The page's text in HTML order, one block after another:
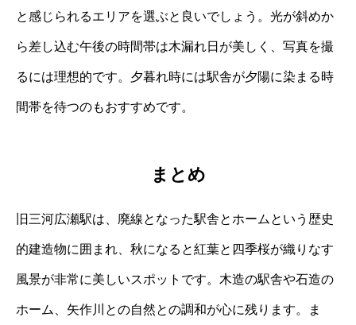
と感じられるエリアを選ぶと良いでしょう。光が斜めか
ら差し込む午後の時間帯は木漏れ日が美しく、写真を撮
るには理想的です。夕暮れ時には駅舎が夕陽に染まる時
間帯を待つのもおすすめです。
まとめ
旧三河広瀬駅は、廃線となった駅舎とホームという歴史
的建造物に囲まれ、秋になると紅葉と四季桜が織りなす
風景が非常に美しいスポットです。木造の駅舎や石造の
ホーム、矢作川との自然との調和が心に残ります。ま